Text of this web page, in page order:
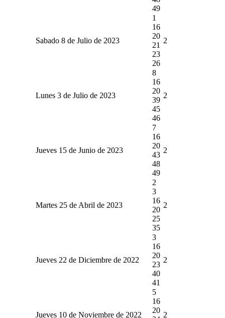
49
Sabado 8 de Julio de 2023
1
16
20
21
23
26
2
Lunes 3 de Julio de 2023
8
16
20
39
45
46
2
Jueves 15 de Junio de 2023
7
16
20
43
48
49
2
Martes 25 de Abril de 2023
2
3
16
20
25
35
2
Jueves 22 de Diciembre de 2022
3
16
20
23
40
41
2
Jueves 10 de Noviembre de 2022
5
16
20
2